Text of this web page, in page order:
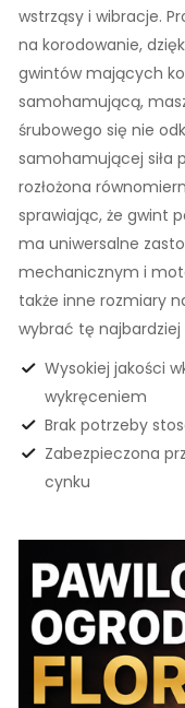
wstrząsy i wibracje.
na korodowanie,
gwintów mających
samohamującą,
śrubowego się nie
samohamującej siła
rozłożona
sprawiając, że gwint
ma uniwersalne
mechanicznym i
także inne rozmiary
wybrać tę najbardziej
Wysokiej jakości
wykręceniem
Brak potrzeby
Zabezpieczona
cynku